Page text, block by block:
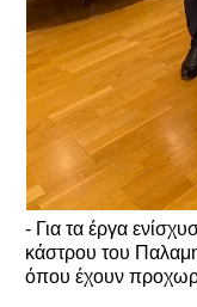
- Για τα έργα
κάστρου του
όπου έχουν